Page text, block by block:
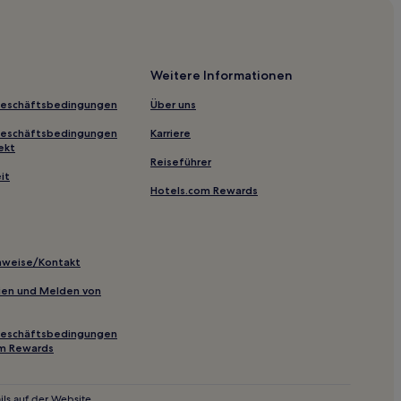
Panigale
Kontakt
und Melden von
Rewards
Weitere Informationen
Über uns
Karriere
Reiseführer
Hotels.com Rewards